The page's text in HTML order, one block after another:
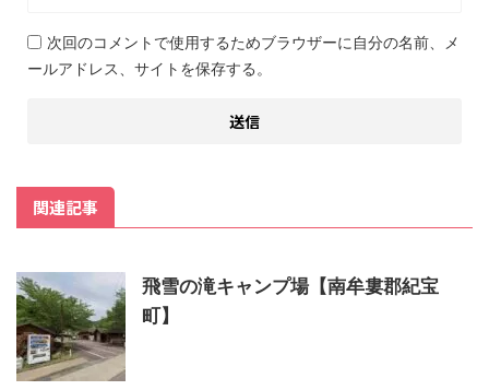
次回のコメントで使用するためブラウザーに自分の名前、メ
ールアドレス、サイトを保存する。
関連記事
飛雪の滝キャンプ場【南牟婁郡紀宝
町】